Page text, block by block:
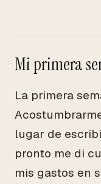
Mi primera
La primera
lugar de
pronto me di
mis gastos en